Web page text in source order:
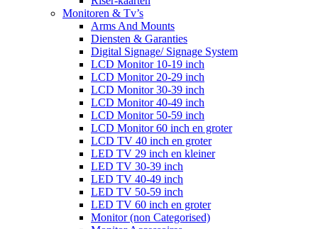
Monitoren & Tv’s
Arms And Mounts
Diensten & Garanties
Digital Signage/ Signage System
LCD Monitor 10-19 inch
LCD Monitor 20-29 inch
LCD Monitor 30-39 inch
LCD Monitor 40-49 inch
LCD Monitor 50-59 inch
LCD Monitor 60 inch en groter
LCD TV 40 inch en groter
LED TV 29 inch en kleiner
LED TV 30-39 inch
LED TV 40-49 inch
LED TV 50-59 inch
LED TV 60 inch en groter
Monitor (non Categorised)